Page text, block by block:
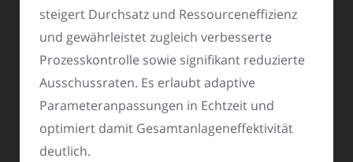
steigert Durchsatz und Ressourceneffizienz
und gewährleistet zugleich verbesserte
Prozesskontrolle sowie signifikant reduzierte
Ausschussraten. Es erlaubt adaptive
Parameteranpassungen in Echtzeit und
optimiert damit Gesamtanlageneffektivität
deutlich.